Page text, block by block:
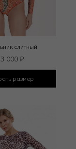
слитный
000 ₽
размер